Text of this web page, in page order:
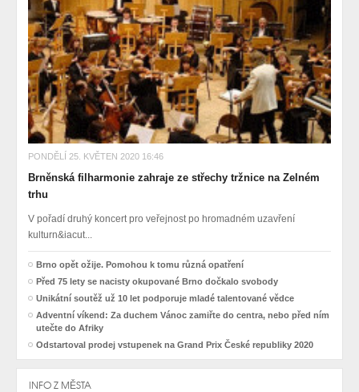
PONDĚLÍ 25. KVĚTEN 2020 16:46
Brněnská filharmonie zahraje ze střechy tržnice na Zelném
trhu
V pořadí druhý koncert pro veřejnost po hromadném uzavření
kulturn&iacut...
Brno opět ožije. Pomohou k tomu různá opatření
Před 75 lety se nacisty okupované Brno dočkalo svobody
Unikátní soutěž už 10 let podporuje mladé talentované vědce
Adventní víkend: Za duchem Vánoc zamiřte do centra, nebo před ním
utečte do Afriky
Odstartoval prodej vstupenek na Grand Prix České republiky 2020
INFO Z MĚSTA